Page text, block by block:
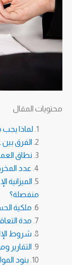
محتويات المقال
لماذا
الفرق
نطاق
عدد
منفصلة؟
ملكية
مدة
شروط
التقارير
بنود